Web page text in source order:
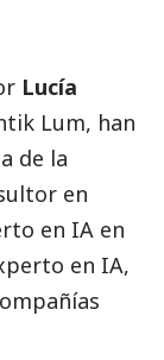
Lucía
Lum, han
de la
en
en IA en
en IA,